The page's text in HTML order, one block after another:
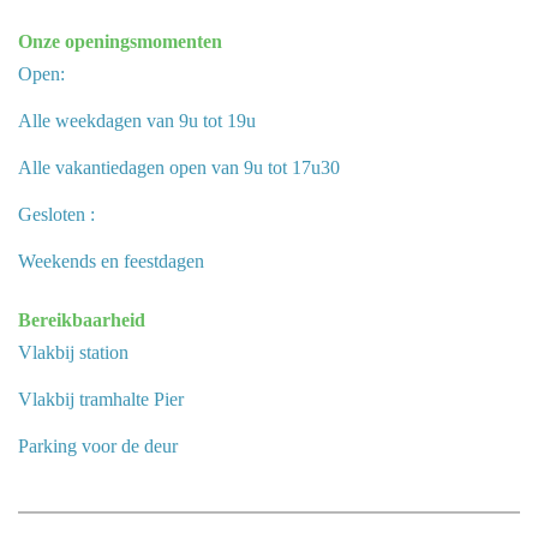
Onze openingsmomenten
Open:
Alle weekdagen van 9u tot 19u
Alle vakantiedagen open van 9u tot 17u30
Gesloten :
Weekends en feestdagen
Bereikbaarheid
Vlakbij station
Vlakbij tramhalte Pier
Parking voor de deur